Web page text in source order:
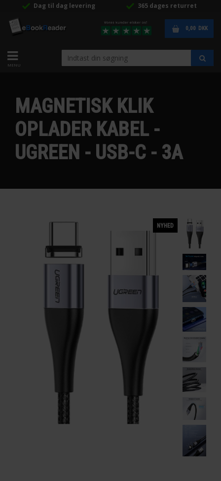
Dag til dag levering 365 dages returret
0,00 DKK
MAGNETISK KLIK
OPLADER KABEL -
UGREEN - USB-C - 3A
NYHED